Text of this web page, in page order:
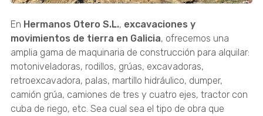
En Hermanos Otero S.L., excavaciones y
movimientos de tierra en Galicia, ofrecemos una
amplia gama de maquinaria de construcción para alquilar:
motoniveladoras, rodillos, grúas, excavadoras,
retroexcavadora, palas, martillo hidráulico, dumper,
camión grúa, camiones de tres y cuatro ejes, tractor con
cuba de riego, etc. Sea cual sea el tipo de obra que